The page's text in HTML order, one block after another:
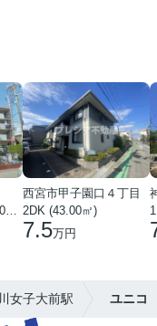
西宮市甲子園口４丁目
2DK (43.00㎡)
7.5万円
女子大前駅 ユニコ